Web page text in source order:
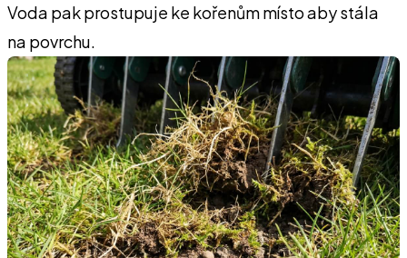
Voda pak prostupuje ke kořenům místo aby stála
na povrchu.